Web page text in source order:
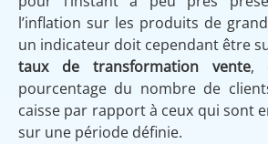
l’inflation sur les produits de
un indicateur doit cependant être
taux de transformation vente,
pourcentage du nombre de
caisse par rapport à ceux qui sont
sur une période définie.